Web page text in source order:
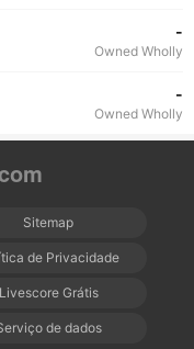
-
Owned Wholly
-
Owned Wholly
Sitemap
de Privacidade
Livescore Grátis
de dados